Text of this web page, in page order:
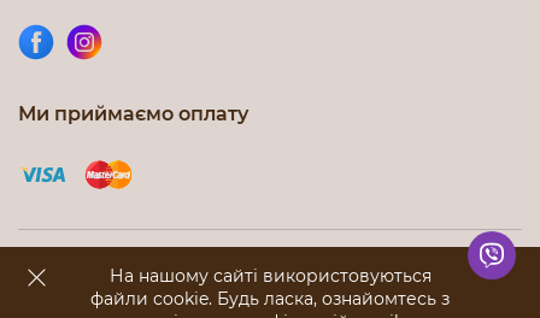
Ми приймаємо оплату
Інтернет-магазин nicoletta.com.ua © 2012-2026. Всі права
захищені
На нашому сайті використовуються
файли cookie. Будь ласка, ознайомтесь з